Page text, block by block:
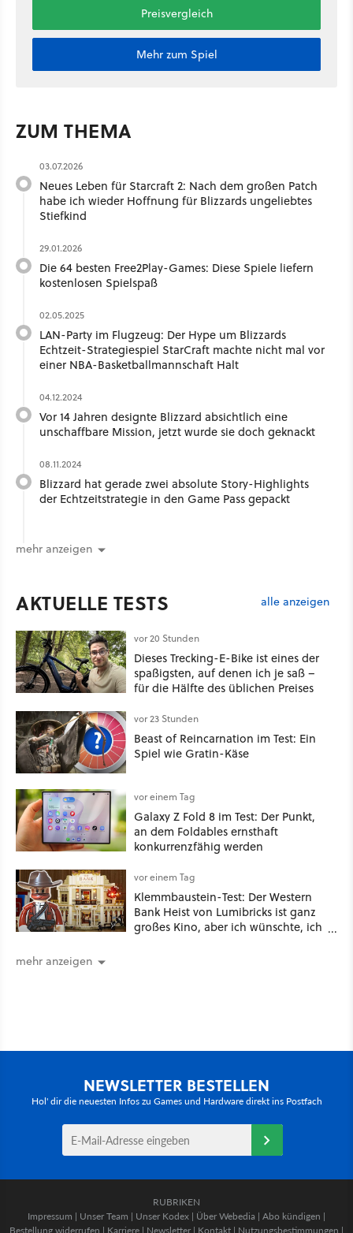
Preisvergleich
Mehr zum Spiel
ZUM THEMA
03.07.2026
Neues Leben für Starcraft 2: Nach dem großen Patch
habe ich wieder Hoffnung für Blizzards ungeliebtes
Stiefkind
29.01.2026
Die 64 besten Free2Play-Games: Diese Spiele liefern
kostenlosen Spielspaß
02.05.2025
LAN-Party im Flugzeug: Der Hype um Blizzards
Echtzeit-Strategiespiel StarCraft machte nicht mal vor
einer NBA-Basketballmannschaft Halt
04.12.2024
Vor 14 Jahren designte Blizzard absichtlich eine
unschaffbare Mission, jetzt wurde sie doch geknackt
08.11.2024
Blizzard hat gerade zwei absolute Story-Highlights
der Echtzeitstrategie in den Game Pass gepackt
mehr anzeigen
AKTUELLE TESTS alle anzeigen
vor 20 Stunden
Dieses Trecking-E-Bike ist eines der
spaßigsten, auf denen ich je saß –
für die Hälfte des üblichen Preises
vor 23 Stunden
Beast of Reincarnation im Test: Ein
Spiel wie Gratin-Käse
vor einem Tag
Galaxy Z Fold 8 im Test: Der Punkt,
an dem Foldables ernsthaft
konkurrenzfähig werden
vor einem Tag
Klemmbaustein-Test: Der Western
Bank Heist von Lumibricks ist ganz
großes Kino, aber ich wünschte, ich
mehr anzeigen
NEWSLETTER BESTELLEN
Hol' dir die neuesten Infos zu Games und Hardware direkt ins Postfach
RUBRIKEN
Impressum | Unser Team | Unser Kodex | Über Webedia | Abo kündigen |